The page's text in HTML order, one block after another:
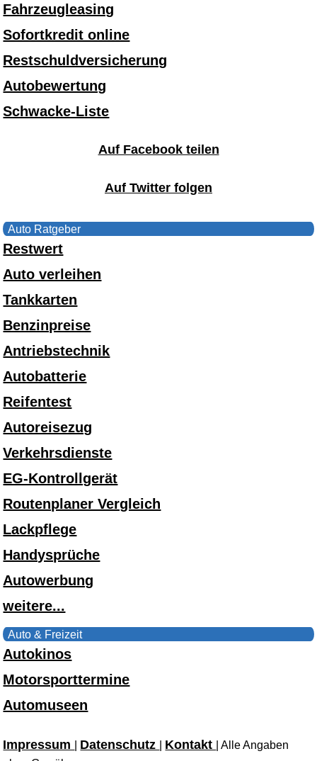
Fahrzeugleasing
Sofortkredit online
Restschuldversicherung
Autobewertung
Schwacke-Liste
Auf Facebook teilen
Auf Twitter folgen
Auto Ratgeber
Restwert
Auto verleihen
Tankkarten
Benzinpreise
Antriebstechnik
Autobatterie
Reifentest
Autoreisezug
Verkehrsdienste
EG-Kontrollgerät
Routenplaner Vergleich
Lackpflege
Handysprüche
Autowerbung
weitere...
Auto & Freizeit
Autokinos
Motorsporttermine
Automuseen
Impressum Datenschutz Kontakt
| Alle Angaben